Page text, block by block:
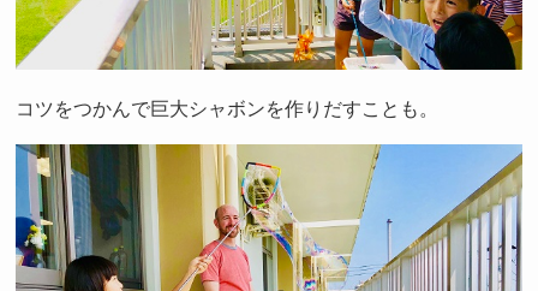
コツをつかんで巨大シャボンを作りだすことも。